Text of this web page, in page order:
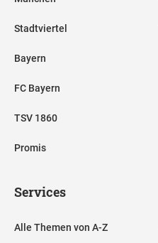
Stadtviertel
Bayern
FC Bayern
TSV 1860
Promis
Services
Alle Themen von A-Z